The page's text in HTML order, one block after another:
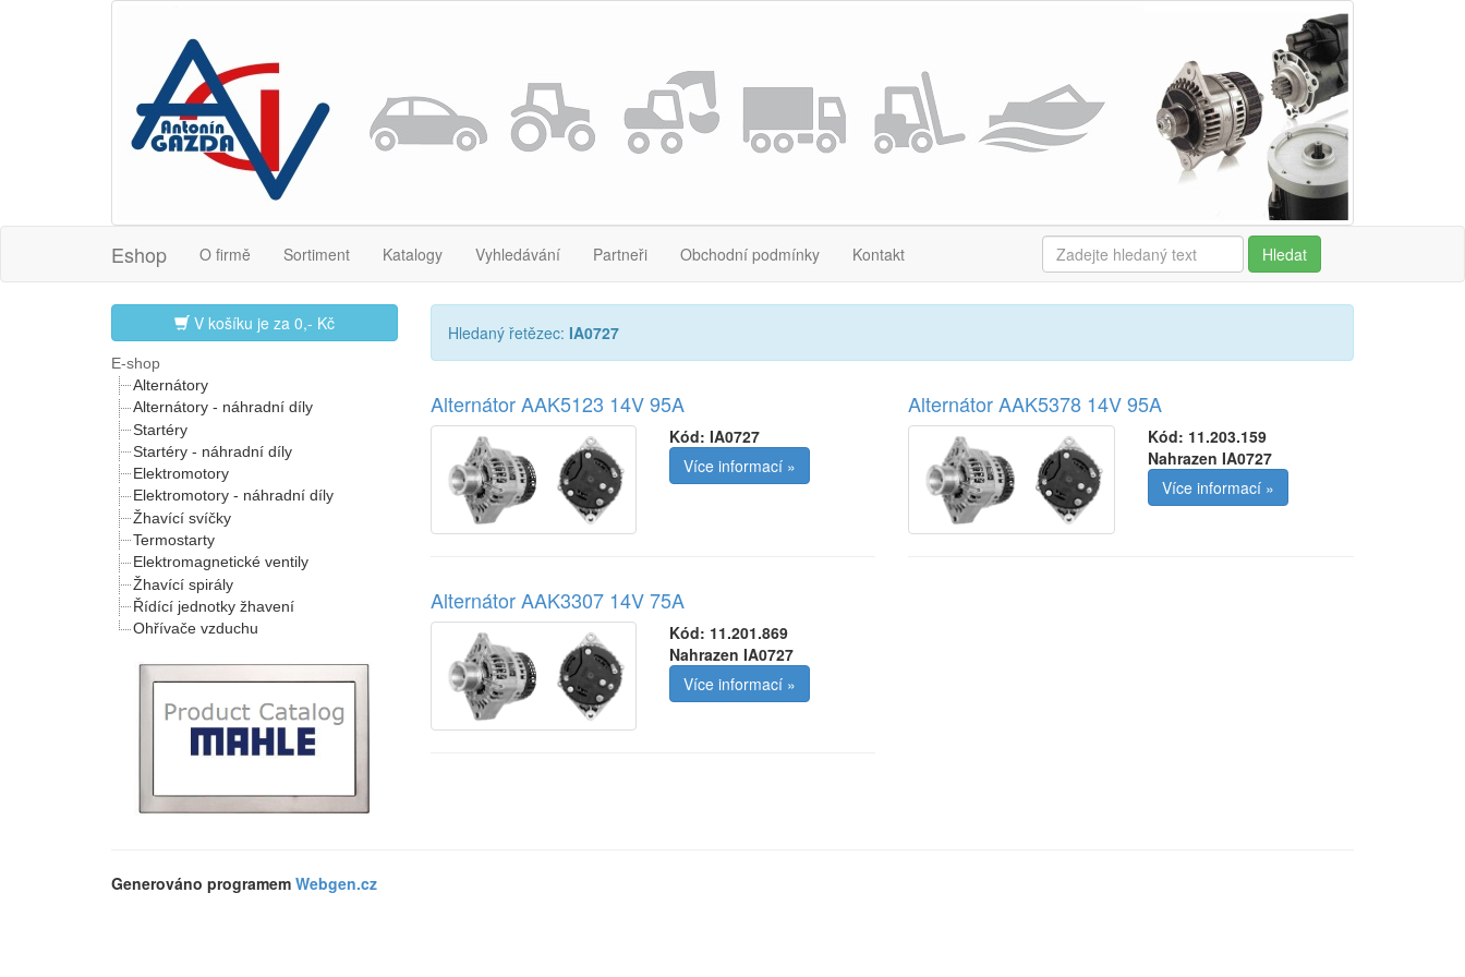
Eshop O firmě Sortiment Katalogy Vyhledávání Partneři Obchodní podmínky Kontakt Hledat
V košíku je za 0,- Kč
E-shop
Alternátory
Alternátory - náhradní díly
Startéry
Startéry - náhradní díly
Elektromotory
Elektromotory - náhradní díly
Žhavící svíčky
Termostarty
Elektromagnetické ventily
Žhavící spirály
Řídící jednotky žhavení
Ohřívače vzduchu
Hledaný řetězec: IA0727
Alternátor AAK5123 14V 95A
Kód: IA0727
Více informací »
Alternátor AAK3307 14V 75A
Kód: 11.201.869
Nahrazen IA0727
Více informací »
Alternátor AAK5378 14V 95A
Kód: 11.203.159
Nahrazen IA0727
Více informací »
Generováno programem Webgen.cz